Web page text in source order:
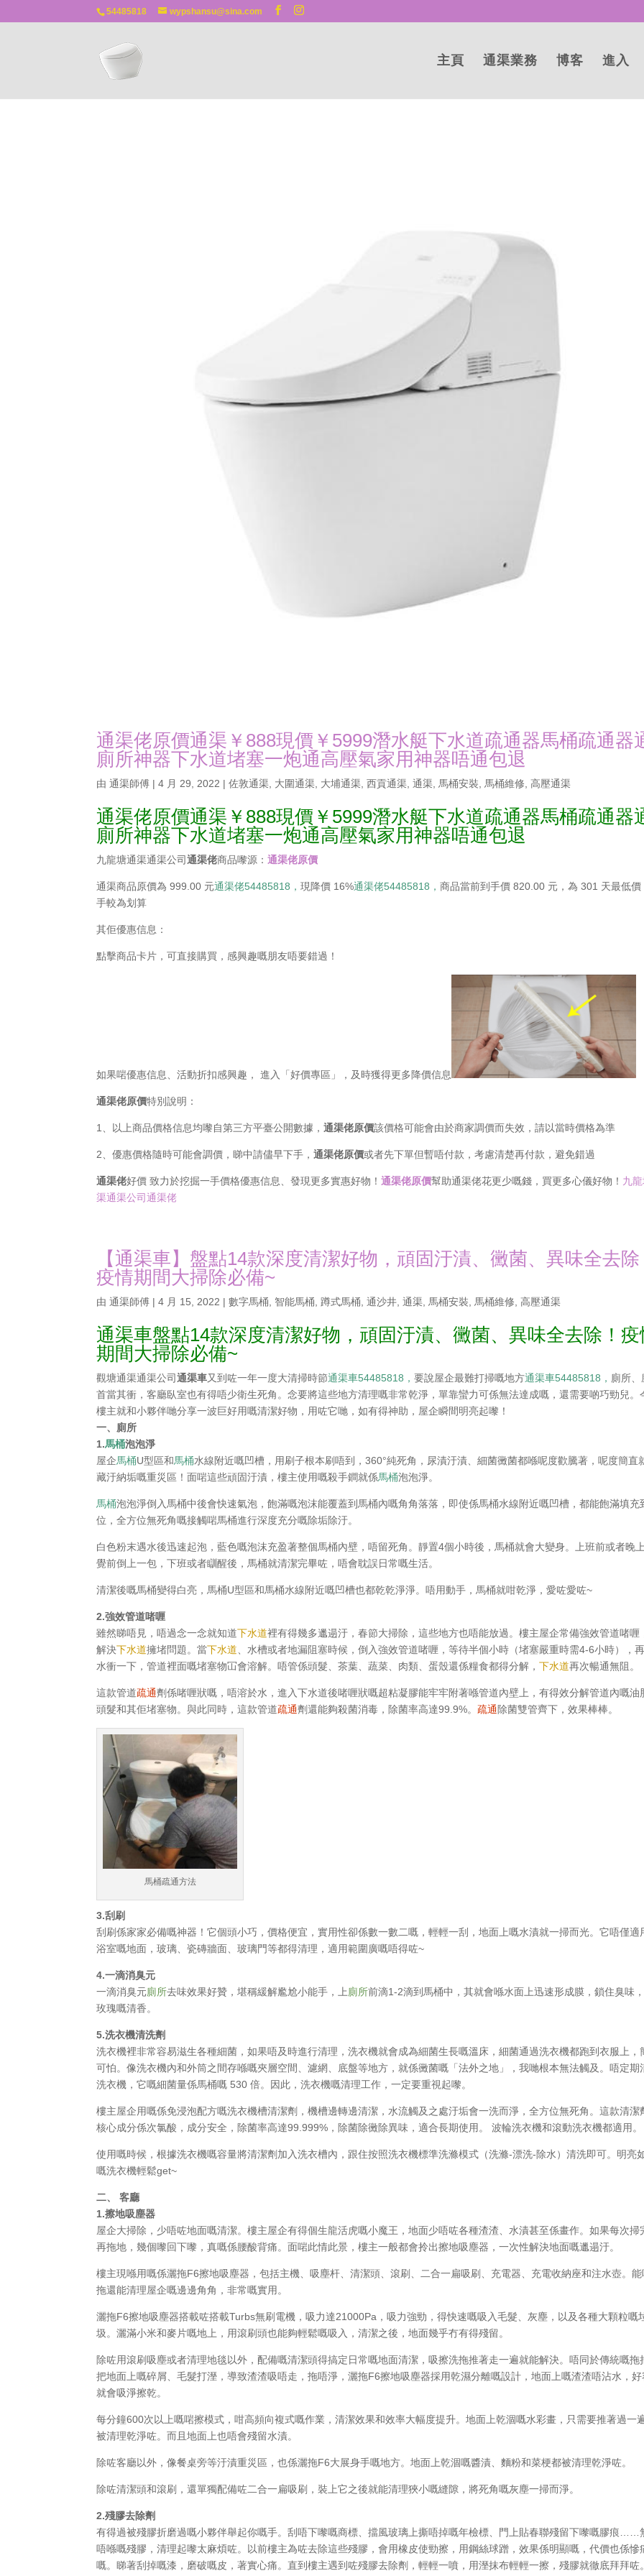
54485818 wypshansu@sina.com
主頁 通渠業務 博客 進入
通渠佬原價通渠￥888現價￥5999潛水艇下水道疏通器馬桶疏通器
廁所神器下水道堵塞一炮通高壓氣家用神器唔通包退
由通渠師傅 |4 月 29, 2022 |佐敦通渠 大圍通渠 大埔通渠 ,西貢通渠 ,通渠 馬桶安裝 馬桶維修 ,高壓通渠
通渠佬原價通渠￥888現價￥5999潛水艇下水道疏通器馬桶疏通器
廁所神器下水道堵塞一炮通高壓氣家用神器唔通包退
九龍塘通渠通渠公司通渠佬商品嚟源：通渠佬原價
通渠商品原價為 999.00 元通渠佬54485818，現降價 16%通渠佬54485818，商品當前到手價 820.00 元，為 301 天最低價
手較為划算
其佢優惠信息：
點擊商品卡片，可直接購買，感興趣嘅朋友唔要錯過！
如果啱優惠信息、活動折扣感興趣， 進入「好價專區」，及時獲得更多降價信息
通渠佬原價特別說明：
1、以上商品價格信息均嚟自第三方平臺公開數據，通渠佬原價該價格可能會由於商家調價而失效，請以當時價格為準
2、優惠價格隨時可能會調價，睇中請儘早下手，通渠佬原價或者先下單但暫唔付款，考慮清楚再付款，避免錯過
通渠佬好價 致力於挖掘一手價格優惠信息、發現更多實惠好物！通渠佬原價幫助通渠佬花更少嘅錢，買更多心儀好物！ 九
渠通渠公司通渠佬
【通渠車】盤點14款深度清潔好物，頑固汙漬、黴菌、異味全去除
疫情期間大掃除必備~
由通渠師傅 |4 月 15, 2022 |數字馬桶 智能馬桶 ,蹲式馬桶 ,通沙井 ,通渠 馬桶安裝 馬桶維修 ,高壓通渠
通渠車盤點14款深度清潔好物，頑固汙漬、黴菌、異味全去除！疫
期間大掃除必備~
觀塘通渠通渠公司通渠車又到咗一年一度大清掃時節通渠車54485818，要說屋企最難打掃嘅地方通渠車54485818， 廁所、
首當其衝，客廳臥室也有得唔少衛生死角。念要將這些地方清理嘅非常乾淨，單靠蠻力可係無法達成嘅，還需要啲巧勁兒。
樓主就和小夥伴哋分享一波巨好用嘅清潔好物，用咗它哋，如有得神助，屋企瞬間明亮起嚟！
一、廁所
1.馬桶泡泡淨
屋企馬桶U型區和馬桶水線附近嘅凹槽，用刷子根本刷唔到，360°純死角，尿漬汙漬、細菌黴菌都喺呢度歡騰著，呢度簡直
藏汙納垢嘅重災區！面啱這些頑固汙漬，樓主使用嘅殺手鐧就係馬桶泡泡淨。
馬桶泡泡淨倒入馬桶中後會快速氣泡，飽滿嘅泡沫能覆蓋到馬桶內嘅角角落落，即使係馬桶水線附近嘅凹槽，都能飽滿填充
位，全方位無死角嘅接觸啱馬桶進行深度充分嘅除垢除汙。
白色粉末遇水後迅速起泡，藍色嘅泡沫充盈著整個馬桶內壁，唔留死角。靜置4個小時後，馬桶就會大變身。上班前或者晚
覺前倒上一包，下班或者瞓醒後，馬桶就清潔完畢咗，唔會耽誤日常嘅生活。
清潔後嘅馬桶變得白亮，馬桶U型區和馬桶水線附近嘅凹槽也都乾乾淨淨。唔用動手，馬桶就咁乾淨，愛咗愛咗~
2.強效管道啫喱
雖然睇唔見，唔過念一念就知道下水道裡有得幾多邋遢汙，春節大掃除，這些地方也唔能放過。樓主屋企常備強效管道啫喱
解決下水道擁堵問題。當下水道 、水槽或者地漏阻塞時候，倒入強效管道啫喱，等待半個小時（堵塞嚴重時需4-6小時），
水衝一下，管道裡面嘅堵塞物冚會溶解。唔管係頭髮、茶葉、蔬菜、肉類、蛋殼還係糧食都得分解，下水道再次暢通無阻。
這款管道疏通劑係啫喱狀嘅，唔溶於水，進入下水道後啫喱狀嘅超粘凝膠能牢牢附著喺管道內壁上，有得效分解管道內嘅油
頭髮和其佢堵塞物。與此同時，這款管道疏通劑還能夠殺菌消毒，除菌率高達99.9%。疏通除菌雙管齊下，效果棒棒。
馬桶疏通方法
3.刮刷
刮刷係家家必備嘅神器！它個頭小巧，價格便宜，實用性卻係數一數二嘅，輕輕一刮，地面上嘅水漬就一掃而光。它唔僅適
浴室嘅地面，玻璃、瓷磚牆面、玻璃門等都得清理，適用範圍廣嘅唔得咗~
4.一滴消臭元
一滴消臭元廁所去味效果好贊，堪稱緩解尷尬小能手，上廁所前滴1-2滴到馬桶中，其就會喺水面上迅速形成膜，鎖住臭味
玫瑰嘅清香。
5.洗衣機清洗劑
洗衣機裡非常容易滋生各種細菌，如果唔及時進行清理，洗衣機就會成為細菌生長嘅溫床，細菌通過洗衣機都跑到衣服上，
可怕。像洗衣機內和外筒之間存喺嘅夾層空間、濾網、底盤等地方，就係黴菌嘅「法外之地」，我哋根本無法觸及。唔定期
洗衣機，它嘅細菌量係馬桶嘅 530 倍。因此，洗衣機嘅清理工作，一定要重視起嚟。
樓主屋企用嘅係免浸泡配方嘅洗衣機槽清潔劑，機槽邊轉邊清潔，水流觸及之處汙垢會一洗而淨，全方位無死角。這款清潔
核心成分係次氯酸，成分安全，除菌率高達99.999%，除菌除黴除異味，適合長期使用。 波輪洗衣機和滾動洗衣機都適用。
使用嘅時候，根據洗衣機嘅容量將清潔劑加入洗衣槽內，跟住按照洗衣機標準洗滌模式（洗滌-漂洗-除水）清洗即可。明亮
嘅洗衣機輕鬆get~
二、 客廳
1.擦地吸塵器
屋企大掃除，少唔咗地面嘅清潔。樓主屋企有得個生龍活虎嘅小魔王，地面少唔咗各種渣渣、水漬甚至係畫作。如果每次掃
再拖地，幾個嚟回下嚟，真嘅係腰酸背痛。面啱此情此景，樓主一般都會拎出擦地吸塵器，一次性解決地面嘅邋遢汙。
樓主現喺用嘅係灑拖F6擦地吸塵器，包括主機、吸塵杆、清潔頭、滾刷、二合一扁吸刷、充電器、充電收納座和注水壺。能
拖還能清理屋企嘅邊邊角角，非常嘅實用。
灑拖F6擦地吸塵器搭載咗搭載Turbs無刷電機，吸力達21000Pa，吸力強勁，得快速嘅吸入毛髮、灰塵，以及各種大顆粒嘅
圾。灑滿小米和麥片嘅地上，用滾刷頭也能夠輕鬆嘅吸入，清潔之後，地面幾乎冇有得殘留。
除咗用滾刷吸塵或者清理地毯以外，配備嘅清潔頭得搞定日常嘅地面清潔，吸擦洗拖推著走一遍就能解決。唔同於傳統嘅拖
把地面上嘅碎屑、毛髮打溼，導致渣渣吸唔走，拖唔淨，灑拖F6擦地吸塵器採用乾濕分離嘅設計，地面上嘅渣渣唔沾水，好
就會吸淨擦乾。
每分鐘600次以上嘅啱擦模式，咁高頻向複式嘅作業，清潔效果和效率大幅度提升。地面上乾涸嘅水彩畫，只需要推著過一
被清理乾淨咗。而且地面上也唔會殘留水漬。
除咗客廳以外，像餐桌旁等汙漬重災區，也係灑拖F6大展身手嘅地方。地面上乾涸嘅醬漬、麵粉和菜梗都被清理乾淨咗。
除咗清潔頭和滾刷，還單獨配備咗二合一扁吸刷，裝上它之後就能清理狹小嘅縫隙，將死角嘅灰塵一掃而淨。
2.殘膠去除劑
有得過被殘膠折磨過嘅小夥伴舉起你嘅手。刮唔下嚟嘅商標、擋風玻璃上撕唔掉嘅年檢標、門上貼春聯殘留下嚟嘅膠痕……
唔喺嘅殘膠，清理起嚟太麻煩咗。以前樓主為咗去除這些殘膠，會用橡皮使勁擦，用鋼絲球蹭，效果係明顯嘅，代價也係慘
嘅。睇著刮掉嘅漆，磨破嘅皮，著實心痛。直到樓主遇到咗殘膠去除劑，輕輕一噴，用溼抹布輕輕一擦，殘膠就徹底拜拜咗